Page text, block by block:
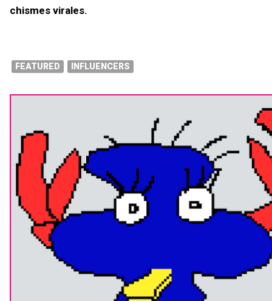
chismes virales.
FEATURED INFLUENCERS